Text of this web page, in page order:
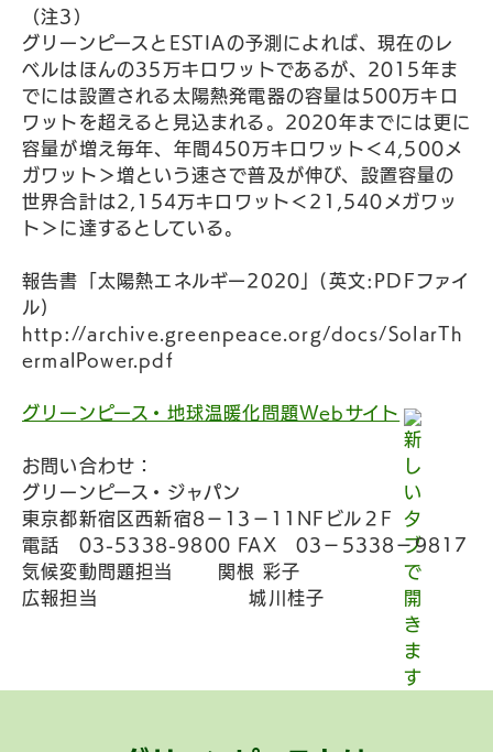
（注3）
グリーンピースとESTIAの予測によれば、現在のレ
ベルはほんの35万キロワットであるが、2015年ま
でには設置される太陽熱発電器の容量は500万キロ
ワットを超えると見込まれる。2020年までには更に
容量が増え毎年、年間450万キロワット＜4,500メ
ガワット＞増という速さで普及が伸び、設置容量の
世界合計は2,154万キロワット＜21,540メガワッ
ト＞に達するとしている。
報告書「太陽熱エネルギー2020」(英文:PDFファイ
ル)
http://archive.greenpeace.org/docs/SolarTh
ermalPower.pdf
グリーンピース・地球温暖化問題Webサイト
お問い合わせ：
グリーンピース・ジャパン
東京都新宿区西新宿8－13－11NFビル２F
電話 03-5338-9800 FAX 03－5338－9817
気候変動問題担当 関根 彩子
広報担当 城川桂子